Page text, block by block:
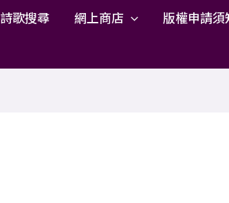
詩歌搜尋 網上商店
版權申請須